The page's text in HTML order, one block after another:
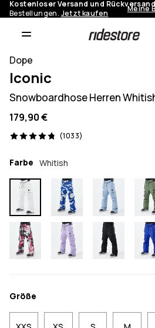
Kostenloser Versand und
Bestellungen. Jetzt kaufen Meine
Dope
Iconic
Snowboardhose Herren
179,90 €
(1033)
1033 Reviews, 4.8/5
Farbe Whitish
Größe